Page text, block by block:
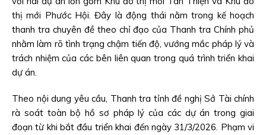
thị mới Phước Hội. Đây là động thái nằm trong kế hoạch
thanh tra chuyên đề theo chỉ đạo của Thanh tra Chính phủ
nhằm làm rõ tình trạng chậm tiến độ, vướng mắc pháp lý và
trách nhiệm của các bên liên quan trong quá trình triển khai
dự án.
Theo nội dung yêu cầu, Thanh tra tỉnh đề nghị Sở Tài chính
rà soát toàn bộ hồ sơ pháp lý của các dự án trong giai
đoạn từ khi bắt đầu triển khai đến ngày 31/3/2026. Phạm vi